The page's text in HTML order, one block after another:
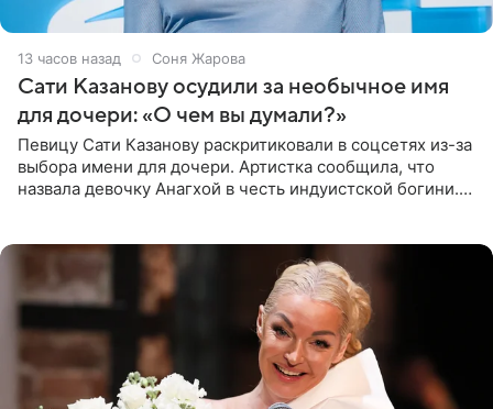
13 часов назад Соня Жарова
Сати Казанову осудили за необычное имя
для дочери: «О чем вы думали?»
Певицу Сати Казанову раскритиковали в соцсетях из-за
выбора имени для дочери. Артистка сообщила, что
назвала девочку Анагхой в честь индуистской богини.